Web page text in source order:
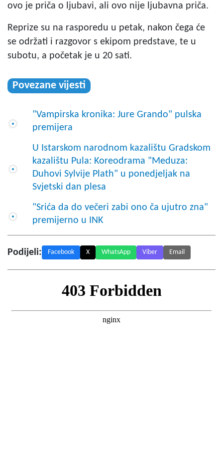
ovo je priča o ljubavi, ali ovo nije ljubavna priča.
Reprize su na rasporedu u petak, nakon čega će
se održati i razgovor s ekipom predstave, te u
subotu, a početak je u 20 sati.
Povezane vijesti
"Vampirska kronika: Jure Grando" pulska
premijera
U Istarskom narodnom kazalištu Gradskom
kazalištu Pula: Koreodrama "Meduza:
Duhovi Sylvije Plath" u ponedjeljak na
Svjetski dan plesa
"Srića da do večeri zabi ono ča ujutro zna"
premijerno u INK
Podijeli: Facebook X WhatsApp Viber Email